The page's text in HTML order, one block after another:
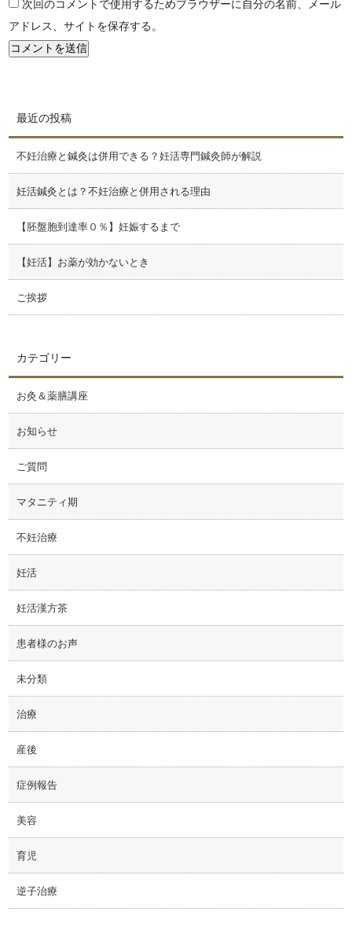
次回のコメントで使用するためブラウザーに自分の名前、メール
アドレス、サイトを保存する。
最近の投稿
不妊治療と鍼灸は併用できる？妊活専門鍼灸師が解説
妊活鍼灸とは？不妊治療と併用される理由
【胚盤胞到達率０％】妊娠するまで
【妊活】お薬が効かないとき
ご挨拶
カテゴリー
お灸＆薬膳講座
お知らせ
ご質問
マタニティ期
不妊治療
妊活
妊活漢方茶
患者様のお声
未分類
治療
産後
症例報告
美容
育児
逆子治療